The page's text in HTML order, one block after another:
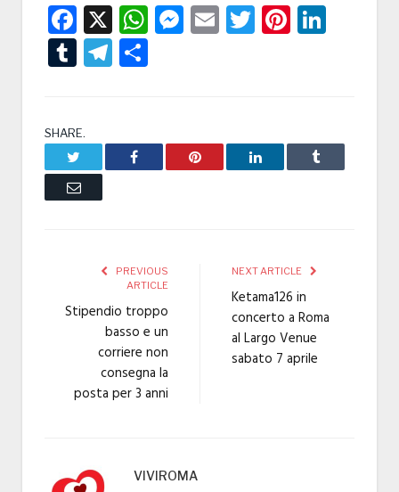
Facebook
X WhatsApp
Messenger
EmailTwitter
TumblrTelegram
SHARE.
Facebook Pinterest LinkedIn Tumblr
Email
PREVIOUS
ARTICLE
Stipendio troppo
basso e un
corriere non
consegna la
posta per 3 anni
NEXT ARTICLE
Ketama126 in
concerto a Roma
al Largo Venue
sabato 7 aprile
VIVIROMA